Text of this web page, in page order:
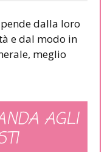
dalla loro
e dal modo in
meglio
AGLI